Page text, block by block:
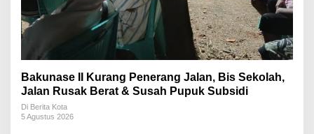
Bakunase II Kurang Penerang Jalan, Bis Sekolah,
Jalan Rusak Berat & Susah Pupuk Subsidi
Di Berita Kota
5 Agustus 2026